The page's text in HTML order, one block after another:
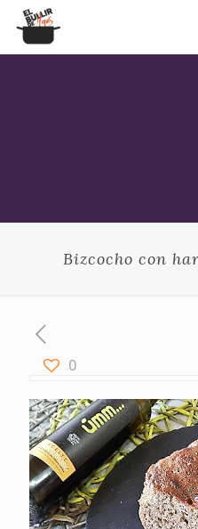
Bizcocho con
0